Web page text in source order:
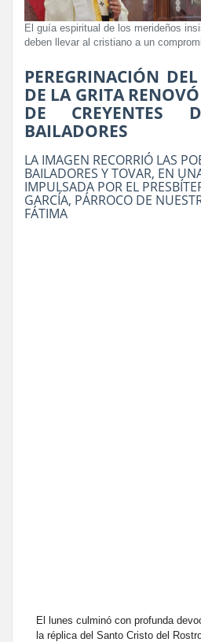
El guía espiritual de los merideños
deben llevar al cristiano a un
PEREGRINACIÓN
DE LA GRITA
DE CREYENTES
BAILADORES
LA IMAGEN RECORRIÓ LAS
BAILADORES Y TOVAR, EN
IMPULSADA POR EL
GARCÍA, PÁRROCO DE
FÁTIMA
El lunes culminó con profunda
la réplica del Santo Cristo del